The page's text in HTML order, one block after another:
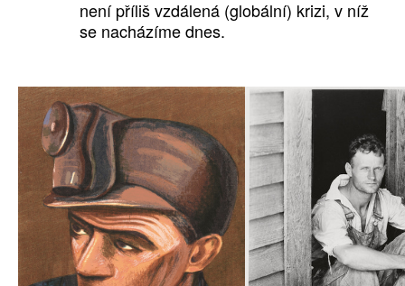
není příliš vzdálená (globální) krizi, v níž
se nacházíme dnes.